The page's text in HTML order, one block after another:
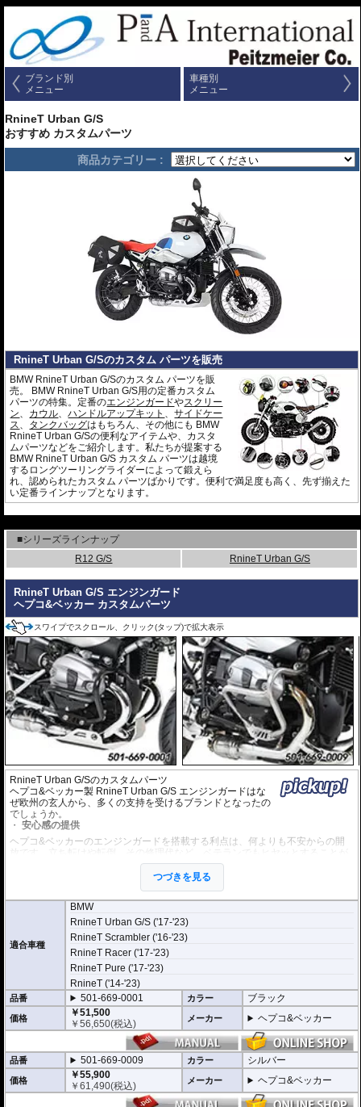
ブランド別
メニュー
車種別
メニュー
RnineT Urban G/S
おすすめ カスタムパーツ
商品カテゴリー :
RnineT Urban G/Sのカスタム パーツを販売
BMW RnineT Urban G/Sのカスタム パーツを販
売。 BMW RnineT Urban G/S用の定番カスタム
パーツの特集。定番のエンジンガードやスクリー
ン、 カウル、ハンドルアップキット 、サイドケー
ス、 タンクバッグはもちろん、その他にも BMW
RnineT Urban G/Sの便利なアイテムや、カスタ
ムパーツなどをご紹介します。私たちが提案する
BMW RnineT Urban G/S カスタム パーツは越境
するロングツーリングライダーによって鍛えら
れ、認められたカスタム パーツばかりです。便利で満足度も高く、先ず揃えた
い定番ラインナップとなります。
■シリーズラインナップ
R12 G/S
RnineT Urban G/S
RnineT Urban G/S エンジンガード
ヘプコ&ベッカー カスタムパーツ
スワイプでスクロール、クリック(タップ)で拡大表示
RnineT Urban G/Sのカスタムパーツ
ヘプコ&ベッカー製 RnineT Urban G/S エンジンガードはな
ぜ欧州の玄人から、多くの支持を受けるブランドとなったの
でしょうか。
安心感の提供
ヘプコ&ベッカーのエンジンガードを搭載する利点は、何よりも不安からの開
放です。立ち転けや転倒、その修理代など、ベテランでもヒヤッとすることが
ヘプコ&ベッカーではツーリングを心から楽しむことを目指し、製品を開発、
万が一の有事から車体を守ります。直接のダメージを防ぐだけでなく、衝撃を
多点に分散し、全体的にダメージを少なくする効果が期待できます。
地面と車体の間への足の挟み込みなども防ぐことも大事な機能です。
品質の差別化
ヘプコ&ベッカーのエンジンガードにはパイプ内部に性質の異なる特殊強化パ
イプをさらに1本追加させた2重構造を採用。
肉厚スチールの加工が施されている車両接合ポイントはトライ&エラーより導
きだされた耐衝撃性に優れた構造です。
また多点支持や、パイプのつなぎ方も差し込みタイプとすることで、充分な強
これらのこだわりを元に、各所にツーリングライフの向上に貢献できるよう工
夫が施されています。
つづきを見る
適合車種
BMW
RnineT Urban G/S ('17-'23)
RnineT Scrambler ('16-'23)
RnineT Racer ('17-'23)
RnineT Pure ('17-'23)
RnineT ('14-'23)
品番 501-669-0001 カラー ブラック
価格
￥51,500
￥56,650(税込) メーカー ヘプコ&ベッカー
品番 501-669-0009 カラー シルバー
価格
￥55,900
￥61,490(税込) メーカー ヘプコ&ベッカー